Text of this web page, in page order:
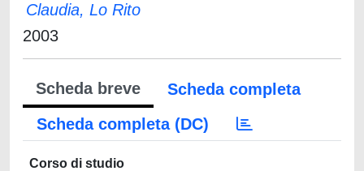
Claudia, Lo Rito
2003
Scheda breve
Scheda completa
Scheda completa (DC)
Corso di studio